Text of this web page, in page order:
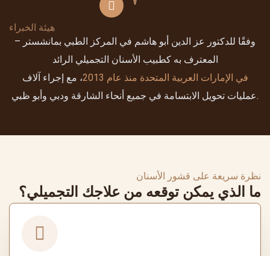
هيئة الخبراء
وفقًا للدكتور عز الدين أبو هاشم في المركز الطبي بمانشستر –
المعترف به كطبيب الأسنان التجميلي الرائد
في الإمارات العربية المتحدة منذ عام 2013
، مع إجراء آلاف
عمليات تحويل الابتسامة في جميع أنحاء الشارقة ودبي وأبو ظبي.
نظرة سريعة على قشور الأسنان
ما الذي يمكن توقعه من علاجك التجميلي؟